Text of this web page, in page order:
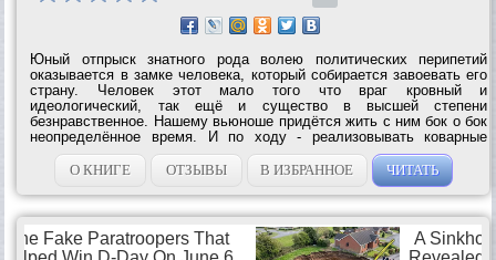
Юный отпрыск знатного рода волею политических перипетий
оказывается в замке человека, который собирается завоевать его
страну. Человек этот мало того что враг кровный и
идеологический, так ещё и существо в высшей степени
безнравственное. Нашему вьюноше придётся жить с ним бок о бок
неопределённое время. И по ходу - реализовывать коварные
планы своего старшего брата... Но кто бы мог подумать, что тут -
бац! - и, как назло,...
О КНИГЕ ОТЗЫВЫ В ИЗБРАННОЕ ЧИТАТЬ